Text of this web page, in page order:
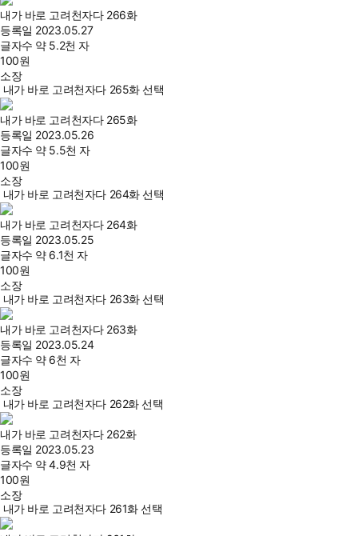
내가 바로 고려천자다 266화
등록일 2023.05.27
글자수 약 5.2천 자
100원
소장
내가 바로 고려천자다 265화 선택
내가 바로 고려천자다 265화
등록일 2023.05.26
글자수 약 5.5천 자
100원
소장
내가 바로 고려천자다 264화 선택
내가 바로 고려천자다 264화
등록일 2023.05.25
글자수 약 6.1천 자
100원
소장
내가 바로 고려천자다 263화 선택
내가 바로 고려천자다 263화
등록일 2023.05.24
글자수 약 6천 자
100원
소장
내가 바로 고려천자다 262화 선택
내가 바로 고려천자다 262화
등록일 2023.05.23
글자수 약 4.9천 자
100원
소장
내가 바로 고려천자다 261화 선택